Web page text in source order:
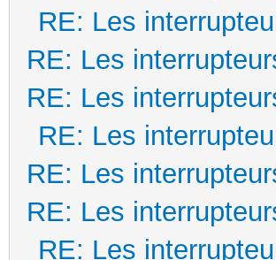
RE: Les
RE: Les
RE: Les
RE: Les
RE: Les
RE: Les
RE: Les